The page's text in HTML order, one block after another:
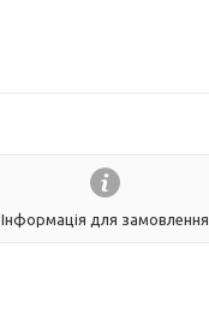
Інформація для замовлення